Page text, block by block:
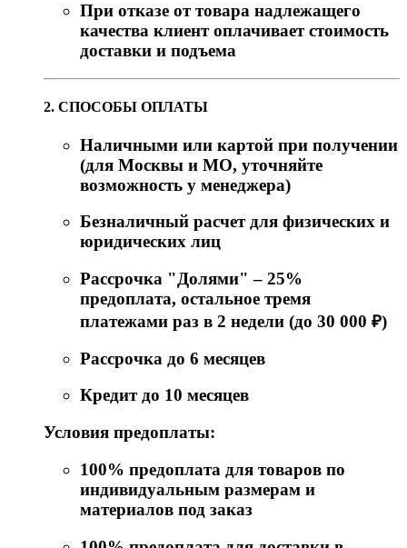
При отказе от товара надлежащего
качества клиент оплачивает стоимость
доставки и подъема
2. СПОСОБЫ ОПЛАТЫ
Наличными или картой при получении
(для Москвы и МО, уточняйте
возможность у менеджера)
Безналичный расчет для физических и
юридических лиц
Рассрочка "Долями" – 25%
предоплата, остальное тремя
платежами раз в 2 недели (до 30 000 ₽)
Рассрочка до 6 месяцев
Кредит до 10 месяцев
Условия предоплаты:
100% предоплата для товаров по
индивидуальным размерам и
материалов под заказ